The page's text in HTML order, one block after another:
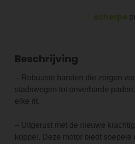
scherpe
Beschrijving
– Robuuste banden die zorgen
stadswegen tot onverharde
elke rit.
– Uitgerust met de nieuwe
koppel. Deze motor biedt